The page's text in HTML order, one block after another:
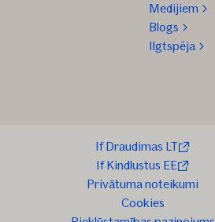
Medijiem
Blogs
Ilgtspēja
If Draudimas LT
If Kindlustus EE
Privātuma noteikumi
Cookies